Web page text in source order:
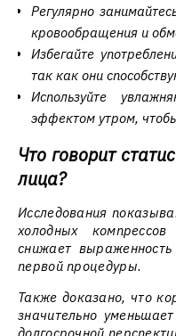
Регулярно
кровообращения и
Избегайте
так как они
Используйте
эффектом утром, чтобы
Что говорит
лица?
Исследования
холодных
снижает
первой процедуры.
Также доказано, что
значительно